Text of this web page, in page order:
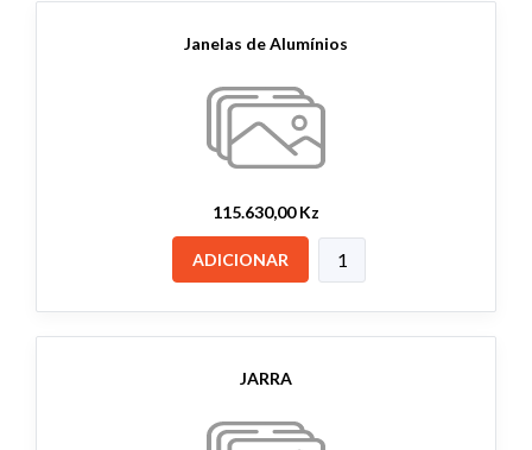
Janelas de Alumínios
115.630,00 Kz
ADICIONAR
JARRA